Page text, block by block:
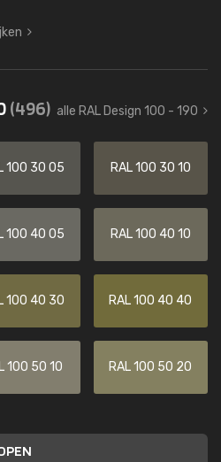
(496) alle RAL Design 100 - 190
100 30 05 RAL 100 30 10
100 40 05 RAL 100 40 10
100 40 30 RAL 100 40 40
100 50 10 RAL 100 50 20